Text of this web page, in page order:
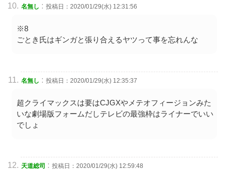
名無し : 投稿日：2020/01/29(水) 12:31:56
※8
ごとき氏はギンガと張り合えるヤツって事を忘れんな
名無し : 投稿日：2020/01/29(水) 12:35:37
超クライマックスは要はCJGXやメテオフィージョンみた
いな劇場版フォームだしテレビの最強枠はライナーでいい
でしょ
天道総司 : 投稿日：2020/01/29(水) 12:59:48